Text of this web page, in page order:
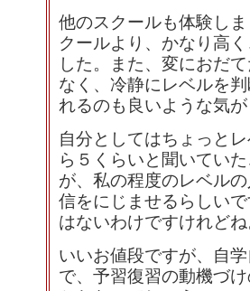
他のスクールも体験し
クールより、かなり高
した。また、変におだ
なく、冷静にレベルを
れるのも良いような気
自分としてはちょっと
ら５くらいと聞いてい
が、私の程度のレベル
信をにじませるらしい
はないわけですけれど
いいお値段ですが、自
で、予習復習の動機づ